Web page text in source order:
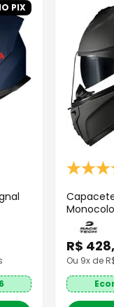
PIX
R$ 428,
Ou 9x de